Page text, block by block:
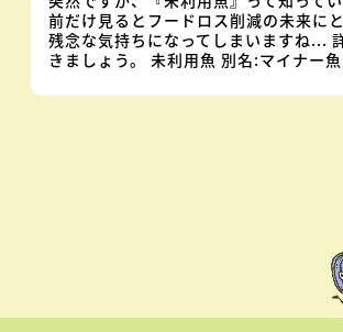
前だけ見るとフードロス削減の未来に
残念な気持ちになってしまいますね...
きましょう。 未利用魚 別名:マイナー